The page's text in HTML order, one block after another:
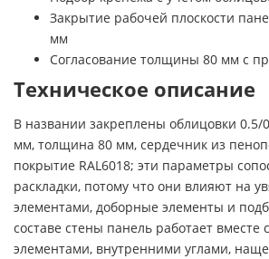
Закрытие рабочей плоскости
мм
Согласование толщины 80 мм с
Техническое описание
В названии закреплены облицовки
мм, толщина 80 мм, сердечник из
покрытие RAL6018; эти параметры
раскладки, потому что они влияют на
элементами, доборные элементы и
составе стены панель работает вместе
элементами, внутренними углами,